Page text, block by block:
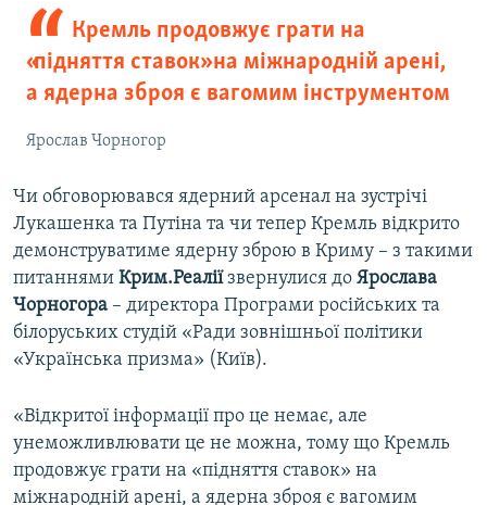
Кремль продовжує грати на
«підняття ставок» на міжнародній арені,
а ядерна зброя є вагомим інструментом
Ярослав Чорногор
Чи обговорювався ядерний арсенал на зустрічі
Лукашенка та Путіна та чи тепер Кремль відкрито
демонструватиме ядерну зброю в Криму – з такими
питаннями Крим.Реаліїзвернулися до Ярослава
Чорногора – директора Програми російських та
білоруських студій «Ради зовнішньої політики
«Українська призма» (Київ).
«Відкритої інформації про це немає, але
унеможливлювати це не можна, тому що Кремль
продовжує грати на «підняття ставок» на
міжнародній арені, а ядерна зброя є вагомим